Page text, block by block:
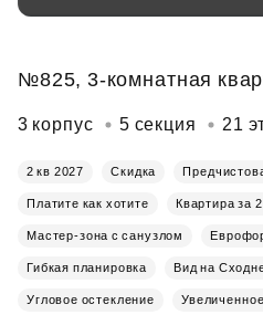
№825, 3-комнатная
3 корпус 5 секция 21
2 кв 2027 Скидка
Платите как хотите Квартира за
Мастер-зона с санузлом
Гибкая планировка Вид на
Угловое остекление